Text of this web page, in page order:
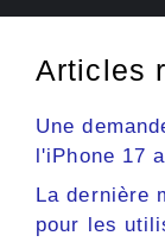
Articles
Une
l'iPhone 17
La dernière
pour les